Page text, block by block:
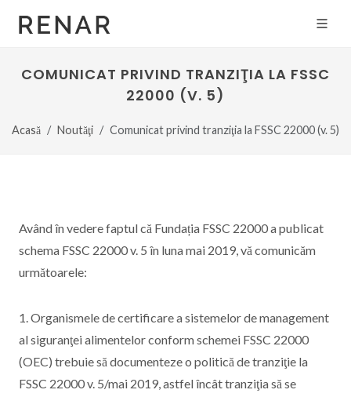
COMUNICAT PRIVIND TRANZIŢIA LA FSSC
22000 (V. 5)
Acasă Noutăţi Comunicat privind tranziţia la FSSC 22000 (v. 5)
Având în vedere faptul că Fundația FSSC 22000 a publicat
schema FSSC 22000 v. 5 în luna mai 2019, vă comunicăm
următoarele:
1. Organismele de certificare a sistemelor de management
al siguranţei alimentelor conform schemei FSSC 22000
(OEC) trebuie să documenteze o politică de tranziţie la
FSSC 22000 v. 5/mai 2019, astfel încât tranziţia să se